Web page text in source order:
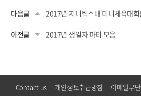
다음글 2017년 지니틱스배 미니체육대
이전글 2017년 생일자 파티 모음
Contact us 개인정보취급방침 이메일무